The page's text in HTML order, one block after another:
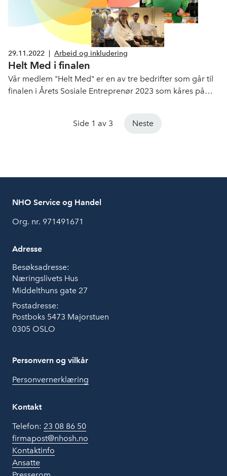
29.11.2022 Arbeid og inkludering
Helt Med i finalen
Vår medlem "Helt Med" er en av tre bedrifter som går til
finalen i Årets Sosiale Entreprenør 2023 som kåres på
Side 1 av 3 Neste
NHO Service og Handel
Org. nr. 971491671
Adresse
Besøksadresse:
Næringslivets Hus
Middelthuns gate 27
Postadresse:
Postboks 5473 Majorstuen
0305 OSLO
Personvern og vilkår
Personvernerklæring
Kontakt
Telefon: 23 08 86 50
firmapost@nhosh.no
Kontaktinfo
Ansatte